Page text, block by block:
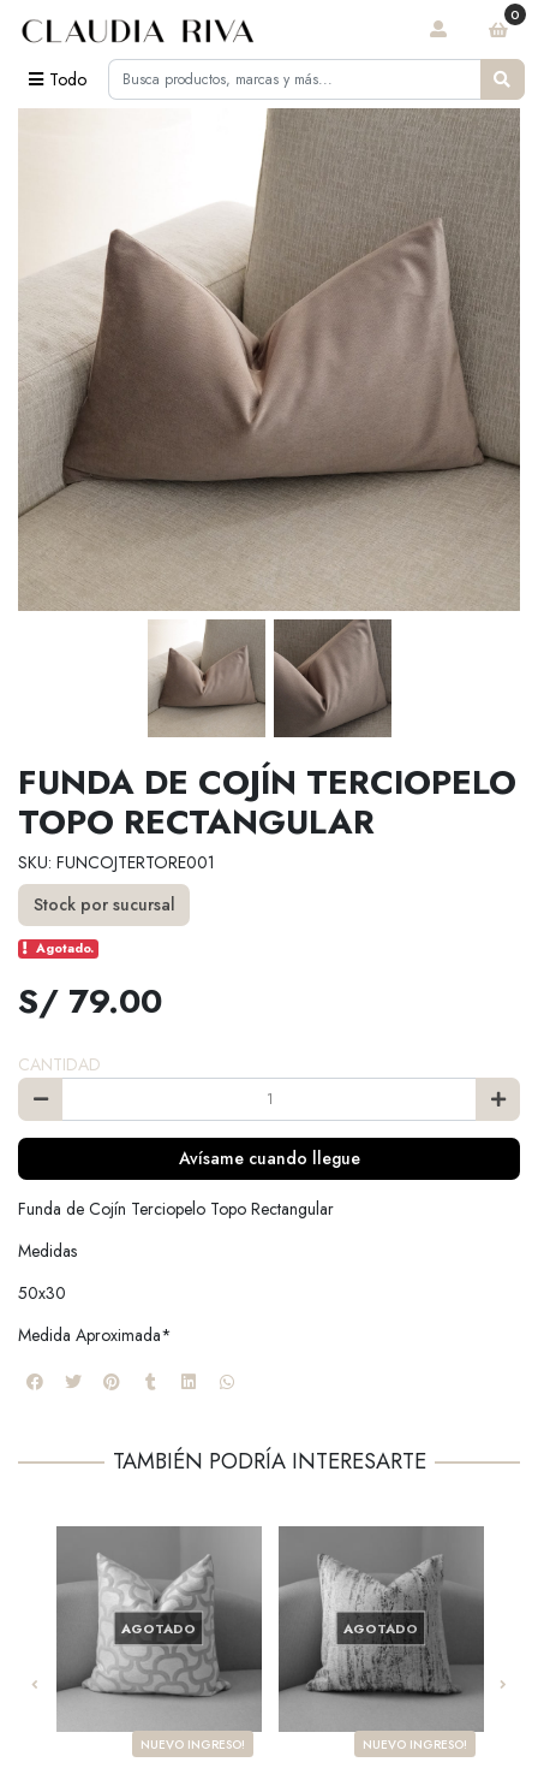
Todo
0
FUNDA DE COJÍN TERCIOPELO
TOPO RECTANGULAR
SKU: FUNCOJTERTORE001
Stock por sucursal
Agotado.
S/ 79.00
CANTIDAD
Avísame cuando llegue
Funda de Cojín Terciopelo Topo Rectangular
Medidas
50x30
Medida Aproximada*
TAMBIÉN PODRÍA INTERESARTE
AGOTADO
NUEVO INGRESO!
AGOTADO
NUEVO INGRESO!